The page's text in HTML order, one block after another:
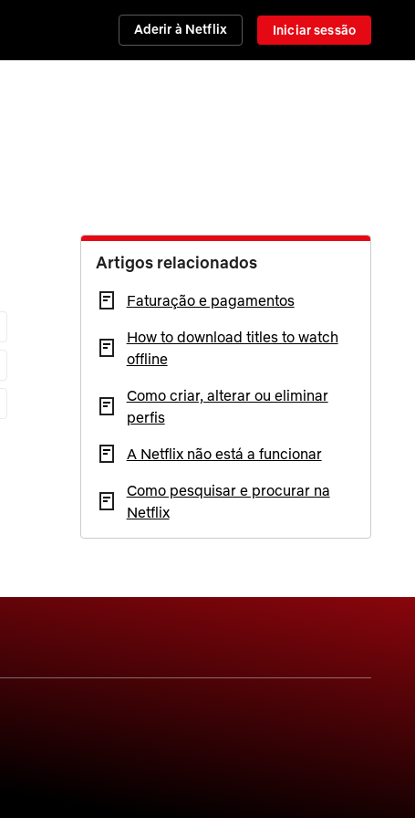
Aderir à Netflix Iniciar sessão
Artigos relacionados
Faturação e pagamentos
How to download titles to watch
offline
Como criar, alterar ou eliminar
perfis
A Netflix não está a funcionar
Como pesquisar e procurar na
Netflix